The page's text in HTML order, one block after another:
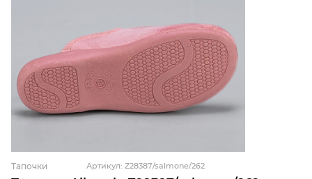
Тапочки Артикул: Z28387/salmone/262